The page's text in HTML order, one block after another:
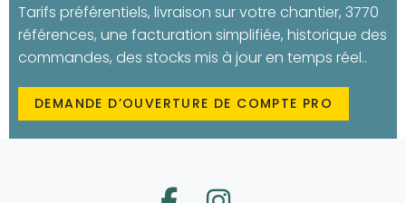
Tarifs préférentiels, livraison sur votre chantier, 3770
références, une facturation simplifiée, historique des
commandes, des stocks mis à jour en temps réel..
DEMANDE D’OUVERTURE DE COMPTE PRO